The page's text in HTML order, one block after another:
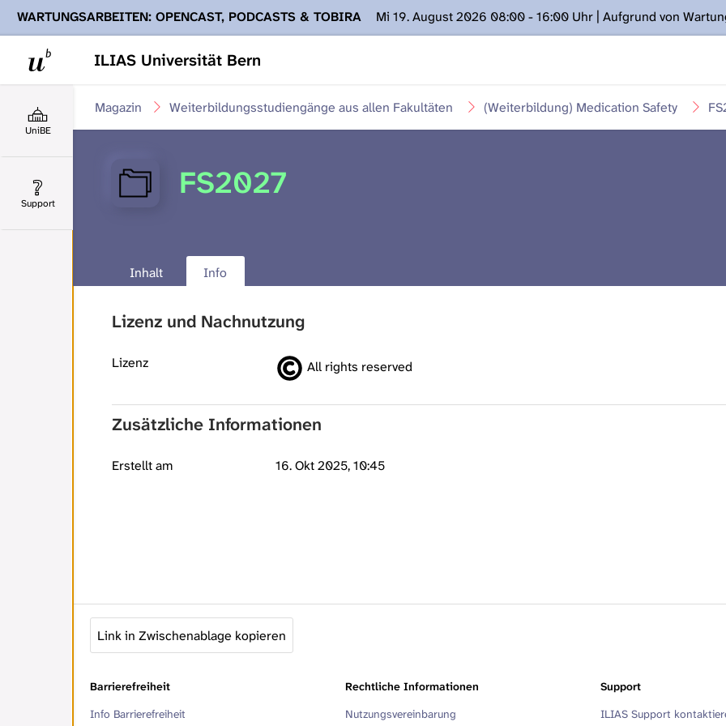
ILIAS Universität Bern
WARTUNGSARBEITEN: OPENCAST, PODCASTS & TOBIRA
Mi 19. August 2026 08:00 - 16:00 Uhr | Aufgrund von
Ihnen Podcasts, Opencast-Videos und Tobira nicht zur Verfügung stehen. Kontakt: www.podcast.unibe.ch
UniBE
Support
(Weiterbildung) Medication Safety
Weiterbildungsstudiengänge aus allen Fakultäten
Magazin
FS2027
Inhalt Info
Lizenz und Nachnutzung
Lizenz All rights reserved
Zusätzliche Informationen
Erstellt am 16. Okt 2025, 10:45
Link in Zwischenablage kopieren
Barrierefreiheit
Info Barrierefreiheit
Rechtliche Informationen
Nutzungsvereinbarung
Support
ILIAS Support